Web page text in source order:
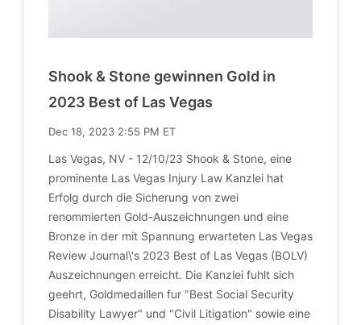
Shook & Stone gewinnen Gold in
2023 Best of Las Vegas
Dec 18, 2023 2:55 PM ET
Las Vegas, NV - 12/10/23 Shook & Stone, eine
prominente Las Vegas Injury Law Kanzlei hat
Erfolg durch die Sicherung von zwei
renommierten Gold-Auszeichnungen und eine
Bronze in der mit Spannung erwarteten Las Vegas
Review Journal\'s 2023 Best of Las Vegas (BOLV)
Auszeichnungen erreicht. Die Kanzlei fuhlt sich
geehrt, Goldmedaillen fur "Best Social Security
Disability Lawyer" und "Civil Litigation" sowie eine